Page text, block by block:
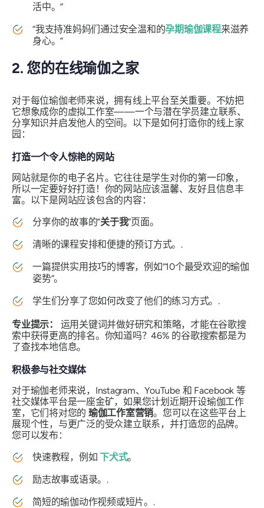
活中。”
“我支持准妈妈们通过安全温和的孕期瑜伽课程来滋养
身心。”
2. 您的在线瑜伽之家
对于每位瑜伽老师来说，拥有线上平台至关重要。不妨把
它想象成你的虚拟工作室——一个与潜在学员建立联系、
分享知识并启发他人的空间。以下是如何打造你的线上家
园：
打造一个令人惊艳的网站
网站就是你的电子名片。它往往是学生对你的第一印象，
所以一定要好好打造！你的网站应该温馨、友好且信息丰
富。以下是网站应该包含的内容：
分享你的故事的“关于我”页面。
清晰的课程安排和便捷的预订方式。.
一篇提供实用技巧的博客，例如“10个最受欢迎的瑜伽
姿势”。
学生们分享了您如何改变了他们的练习方式。.
专业提示：
运用关键词并做好研究和策略，才能在谷歌搜
索中获得更高的排名。你知道吗？46% 的谷歌搜索都是为
了查找本地信息。
积极参与社交媒体
对于瑜伽老师来说，Instagram、YouTube 和 Facebook 等
社交媒体平台是一座金矿，如果您计划近期开设瑜伽工作
室，它们将对您的 瑜伽工作室营销。您可以在这些平台上
展现个性，与更广泛的受众建立联系，并打造您的品牌。
您可以发布：
快速教程，例如 下犬式。
励志故事或语录。.
简短的瑜伽动作视频或短片。.